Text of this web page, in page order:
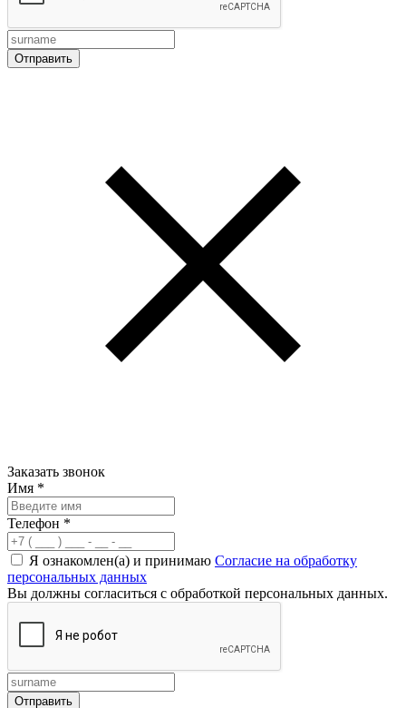
Заказать звонок
Имя *
Телефон *
Я ознакомлен(а) и принимаю Согласие на обработку
персональных данных
Вы должны согласиться с обработкой персональных данных.